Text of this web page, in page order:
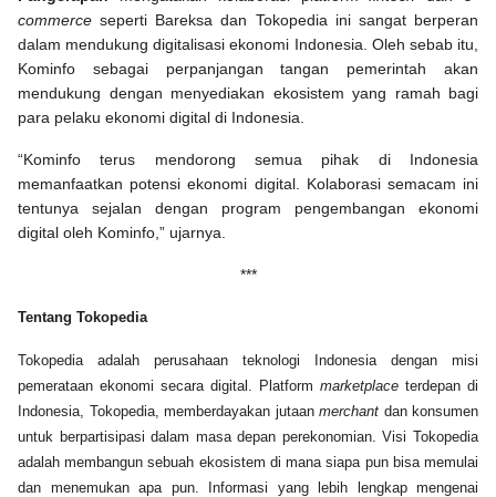
commerceseperti Bareksa dan Tokopedia ini sangat berperan
dalam mendukung digitalisasi ekonomi Indonesia. Oleh sebab itu,
Kominfo sebagai perpanjangan tangan pemerintah akan
mendukung dengan menyediakan ekosistem yang ramah bagi
para pelaku ekonomi digital di Indonesia.
“Kominfo terus mendorong semua pihak di Indonesia
memanfaatkan potensi ekonomi digital. Kolaborasi semacam ini
tentunya sejalan dengan program pengembangan ekonomi
digital oleh Kominfo,” ujarnya.
***
Tentang Tokopedia
Tokopedia adalah perusahaan teknologi Indonesia dengan misi
pemerataan ekonomi secara digital. Platform marketplace terdepan di
Indonesia, Tokopedia, memberdayakan jutaan merchant dan konsumen
untuk berpartisipasi dalam masa depan perekonomian. Visi Tokopedia
adalah membangun sebuah ekosistem di mana siapa pun bisa memulai
dan menemukan apa pun. Informasi yang lebih lengkap mengenai